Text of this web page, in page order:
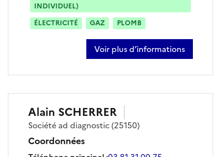
INDIVIDUEL)
ÉLECTRICITÉ
GAZ PLOMB
Voir plus d’informations
sur jean-manuel bulas
Alain SCHERRER
Société ad diagnostic(25150)
Coordonnées